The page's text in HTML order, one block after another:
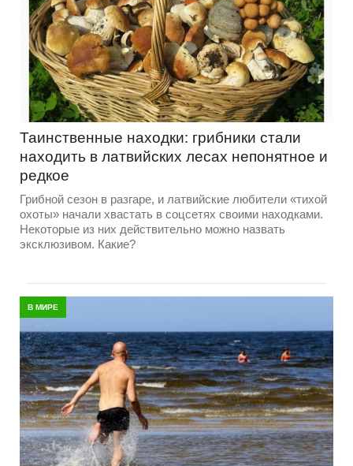
Таинственные находки: грибники стали
находить в латвийских лесах непонятное и
редкое
Грибной сезон в разгаре, и латвийские любители «тихой
охоты» начали хвастать в соцсетях своими находками.
Некоторые из них действительно можно назвать
эксклюзивом. Какие?
В МИРЕ